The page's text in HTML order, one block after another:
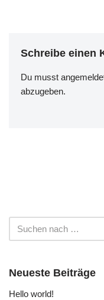
Schreibe einen
Du musst
abzugeben.
Neueste Beiträge
Hello world!